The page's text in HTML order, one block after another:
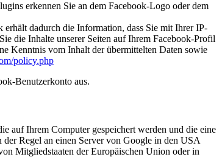
erkennen Sie an dem Facebook-Logo oder dem
erhält dadurch die Information, dass Sie mit Ihrer IP-
die Inhalte unserer Seiten auf Ihrem Facebook-Profil
Kenntnis vom Inhalt der übermittelten Daten sowie
policy.php
Benutzerkonto aus.
auf Ihrem Computer gespeichert werden und die eine
Regel an einen Server von Google in den USA
Mitgliedstaaten der Europäischen Union oder in